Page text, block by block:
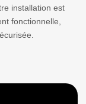
installation est
fonctionnelle,